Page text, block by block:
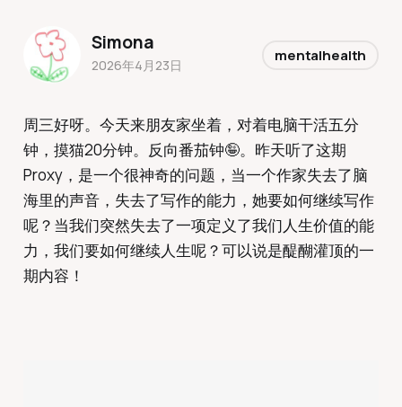
周三好呀。今天来朋友家坐着，对着电脑干活五分
钟，摸猫20分钟。反向番茄钟🤪。昨天听了这期
Proxy，是一个很神奇的问题，当一个作家失去了脑
海里的声音，失去了写作的能力，她要如何继续写作
呢？当我们突然失去了一项定义了我们人生价值的能
力，我们要如何继续人生呢？可以说是醍醐灌顶的一
期内容！
Simona
2026年4月23日
mentalhealth